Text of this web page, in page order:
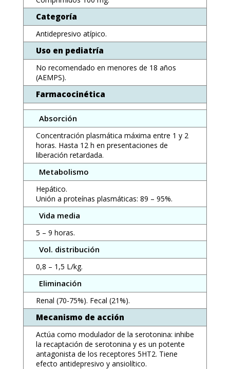
Categoría
Antidepresivo atípico.
Uso en pediatría
No recomendado en menores de 18 años
(AEMPS).
Farmacocinética
Absorción
Concentración plasmática máxima entre 1 y 2
horas. Hasta 12 h en presentaciones de
liberación retardada.
Metabolismo
Hepático.
Unión a proteínas plasmáticas: 89 – 95%.
Vida media
5 – 9 horas.
Vol. distribución
0,8 – 1,5 L/kg.
Eliminación
Renal (70-75%). Fecal (21%).
Mecanismo de acción
Actúa como modulador de la serotonina: inhibe
la recaptación de serotonina y es un potente
antagonista de los receptores 5HT2. Tiene
efecto antidepresivo y ansiolítico.